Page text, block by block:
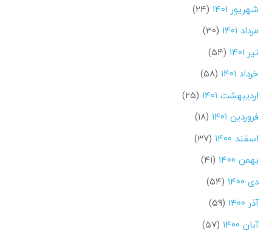
شهریور ۱۴۰۱
(۲۴)
مرداد ۱۴۰۱
(۳۰)
تیر ۱۴۰۱
(۵۴)
خرداد ۱۴۰۱
(۵۸)
اردیبهشت ۱۴۰۱
(۲۵)
فروردین ۱۴۰۱
(۱۸)
اسفند ۱۴۰۰
(۳۷)
بهمن ۱۴۰۰
(۴۱)
دی ۱۴۰۰
(۵۴)
آذر ۱۴۰۰
(۵۹)
آبان ۱۴۰۰
(۵۷)